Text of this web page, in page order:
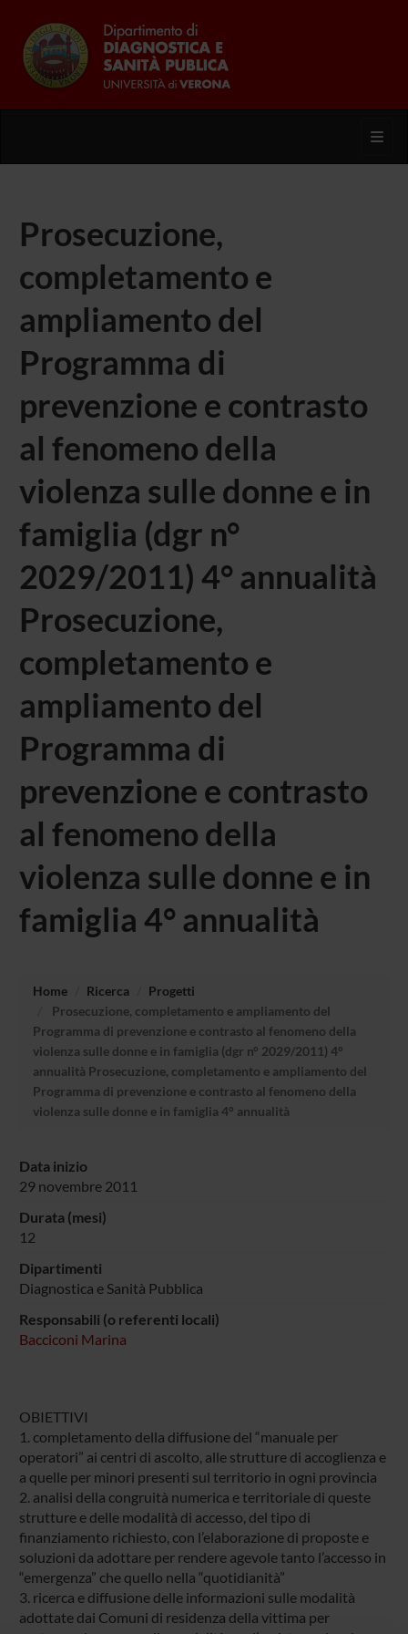
Prosecuzione,
completamento e
ampliamento del
Programma di
prevenzione e contrasto
al fenomeno della
violenza sulle donne e in
famiglia (dgr n°
2029/2011) 4° annualità
Prosecuzione,
completamento e
ampliamento del
Programma di
prevenzione e contrasto
al fenomeno della
violenza sulle donne e in
famiglia 4° annualità
Home Ricerca
Progetti
Prosecuzione, completamento e ampliamento del
Programma di prevenzione e contrasto al fenomeno della
violenza sulle donne e in famiglia (dgr n° 2029/2011) 4°
annualità Prosecuzione, completamento e ampliamento del
Programma di prevenzione e contrasto al fenomeno della
violenza sulle donne e in famiglia 4° annualità
Data inizio
29 novembre 2011
Durata (mesi)
12
Dipartimenti
Diagnostica e Sanità Pubblica
Responsabili (o referenti locali)
Bacciconi Marina
OBIETTIVI
1. completamento della diffusione del “manuale per
operatori” ai centri di ascolto, alle strutture di accoglienza e
a quelle per minori presenti sul territorio in ogni provincia
2. analisi della congruità numerica e territoriale di queste
strutture e delle modalità di accesso, del tipo di
finanziamento richiesto, con l’elaborazione di proposte e
soluzioni da adottare per rendere agevole tanto l’accesso in
“emergenza” che quello nella “quotidianità”
3. ricerca e diffusione delle informazioni sulle modalità
adottate dai Comuni di residenza della vittima per